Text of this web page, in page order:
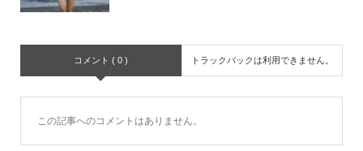
コメント ( 0 ) トラックバックは利用できません。
この記事へのコメントはありません。